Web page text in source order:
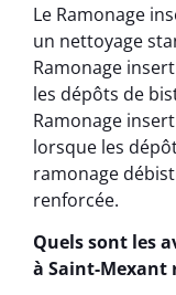
Le Ramonage
un nettoyage
Ramonage
les dépôts de
Ramonage
lorsque les
ramonage
renforcée.
Quels sont les
à Saint-Mexant